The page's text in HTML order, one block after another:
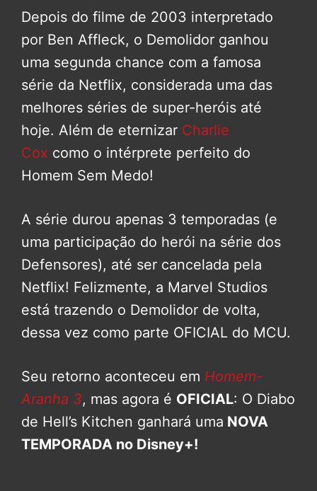
Depois do filme de 2003 interpretado
por Ben Affleck, o Demolidor ganhou
uma segunda chance com a famosa
série da Netflix, considerada uma das
melhores séries de super-heróis até
hoje. Além de eternizar Charlie
Cox como o intérprete perfeito do
Homem Sem Medo!
A série durou apenas 3 temporadas (e
uma participação do herói na série dos
Defensores), até ser cancelada pela
Netflix! Felizmente, a Marvel Studios
está trazendo o Demolidor de volta,
dessa vez como parte OFICIAL do MCU.
Seu retorno aconteceu em Homem-
Aranha 3, mas agora é OFICIAL: O Diabo
de Hell’s Kitchen ganhará uma NOVA
TEMPORADA no Disney+!